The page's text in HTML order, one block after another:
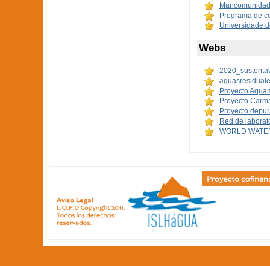
Programa de
Universidade
Webs
Proyecto
Proyecto
Proyecto
Red de
WORLD